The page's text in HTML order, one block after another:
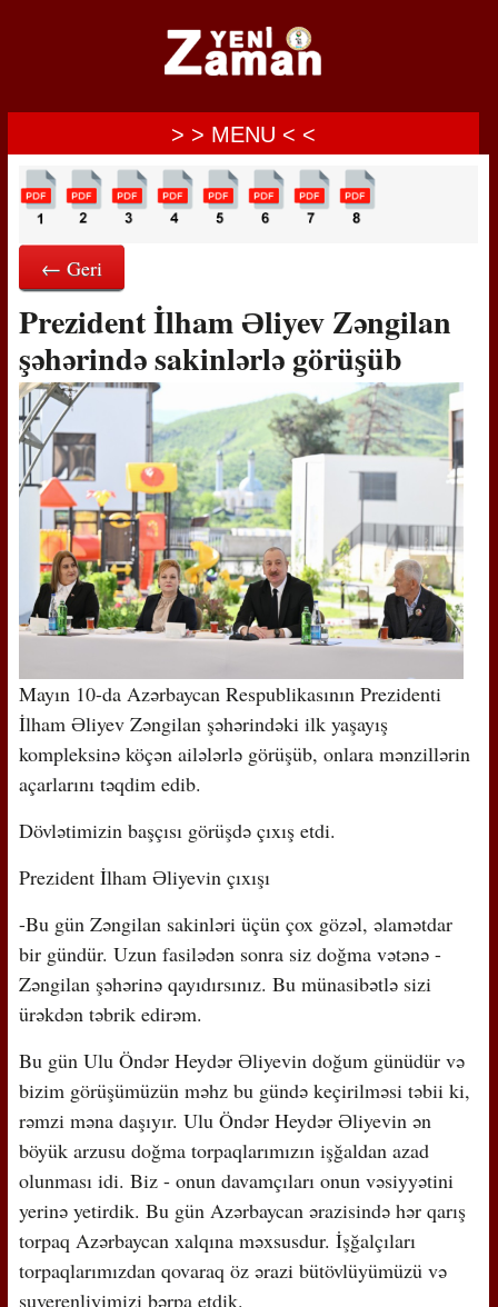
> > MENU < <
← Geri
Prezident İlham Əliyev Zəngilan
şəhərində sakinlərlə görüşüb
Mayın 10-da Azərbaycan Respublikasının Prezidenti
İlham Əliyev Zəngilan şəhərindəki ilk yaşayış
kompleksinə köçən ailələrlə görüşüb, onlara mənzillərin
açarlarını təqdim edib.
Dövlətimizin başçısı görüşdə çıxış etdi.
Prezident İlham Əliyevin çıxışı
-Bu gün Zəngilan sakinləri üçün çox gözəl, əlamətdar
bir gündür. Uzun fasilədən sonra siz doğma vətənə -
Zəngilan şəhərinə qayıdırsınız. Bu münasibətlə sizi
ürəkdən təbrik edirəm.
Bu gün Ulu Öndər Heydər Əliyevin doğum günüdür və
bizim görüşümüzün məhz bu gündə keçirilməsi təbii ki,
rəmzi məna daşıyır. Ulu Öndər Heydər Əliyevin ən
böyük arzusu doğma torpaqlarımızın işğaldan azad
olunması idi. Biz - onun davamçıları onun vəsiyyətini
yerinə yetirdik. Bu gün Azərbaycan ərazisində hər qarış
torpaq Azərbaycan xalqına məxsusdur. İşğalçıları
torpaqlarımızdan qovaraq öz ərazi bütövlüyümüzü və
suverenliyimizi bərpa etdik.